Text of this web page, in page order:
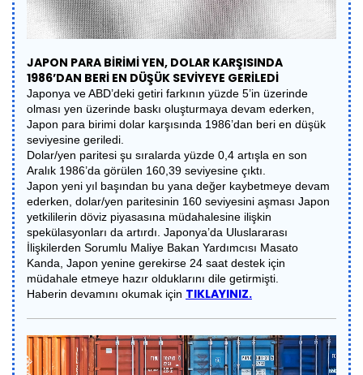
JAPON PARA BİRİMİ YEN, DOLAR KARŞISINDA
1986’DAN BERİ EN DÜŞÜK SEVİYEYE GERİLEDİ
Japonya ve ABD’deki getiri farkının yüzde 5’in üzerinde
olması yen üzerinde baskı oluşturmaya devam ederken,
Japon para birimi dolar karşısında 1986’dan beri en düşük
seviyesine geriledi.
Dolar/yen paritesi şu sıralarda yüzde 0,4 artışla en son
Aralık 1986’da görülen 160,39 seviyesine çıktı.
Japon yeni yıl başından bu yana değer kaybetmeye devam
ederken, dolar/yen paritesinin 160 seviyesini aşması Japon
yetkililerin döviz piyasasına müdahalesine ilişkin
spekülasyonları da artırdı. Japonya’da Uluslararası
İlişkilerden Sorumlu Maliye Bakan Yardımcısı Masato
Kanda, Japon yenine gerekirse 24 saat destek için
müdahale etmeye hazır olduklarını dile getirmişti.
Haberin devamını okumak için TIKLAYINIZ.